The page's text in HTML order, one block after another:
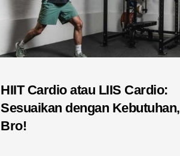
HIIT Cardio atau LIIS Cardio:
Sesuaikan dengan Kebutuhan,
Bro!